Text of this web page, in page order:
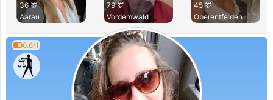
36 岁
Aarau
79 岁
Vordemwald
45 岁
Oberentfelden
0.6/1